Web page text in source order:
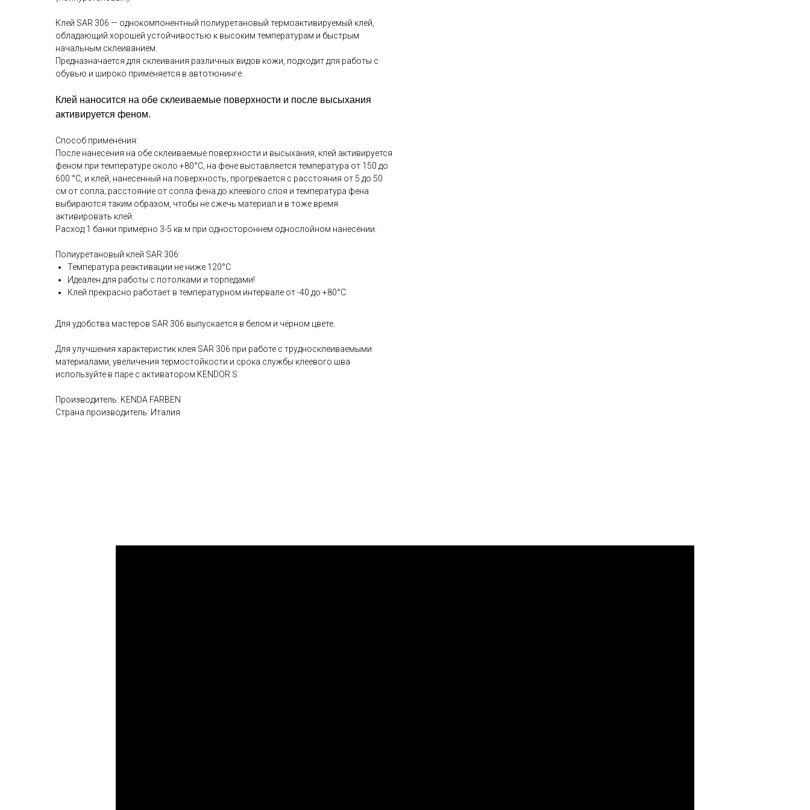
Клей SAR 306 — однокомпонентный полиуретановый термоактивируемый клей,
обладающий хорошей устойчивостью к высоким температурам и быстрым
начальным склеиванием.
Предназначается для склеивания различных видов кожи, подходит для работы с
обувью и широко применяется в автотюнинге.
Клей наносится на обе склеиваемые поверхности и после высыхания
активируется феном.
Способ применения:
После нанесения на обе склеиваемые поверхности и высыхания, клей активируется
феном при температуре около +80°С, на фене выставляется температура от 150 до
600 °С, и клей, нанесенный на поверхность, прогревается с расстояния от 5 до 50
см от сопла; расстояние от сопла фена до клеевого слоя и температура фена
выбираются таким образом, чтобы не сжечь материал и в тоже время
активировать клей.
Расход 1 банки примерно 3-5 кв.м при одностороннем однослойном нанесении.
Полиуретановый клей SAR 306:
Температура реактивации не ниже 120°С
Идеален для работы с потолками и торпедами!
Клей прекрасно работает в температурном интервале от -40 до +80°С
Для удобства мастеров SAR 306 выпускается в белом и чёрном цвете.
Для улучшения характеристик клея SAR 306 при работе с трудносклеиваемыми
материалами, увеличения термостойкости и срока службы клеевого шва
используйте в паре с активатором KENDOR S.
Производитель: KENDA FARBEN
Страна производитель: Италия